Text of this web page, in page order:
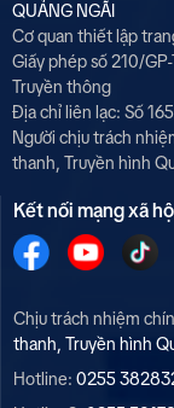
QUẢNG NGÃI
Cơ quan thiết lập
Giấy phép số 210/
Truyền thông
Địa chỉ liên lạc: Số
Người chịu trách
thanh, Truyền hình
Kết nối mạng xã
Chịu trách nhiệm
thanh, Truyền hình
Hotline: 0255